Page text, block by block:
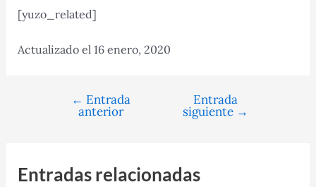
[yuzo_related]
Actualizado el 16 enero, 2020
Navegación
← Entrada
anterior
Entrada
siguiente →
Entradas relacionadas